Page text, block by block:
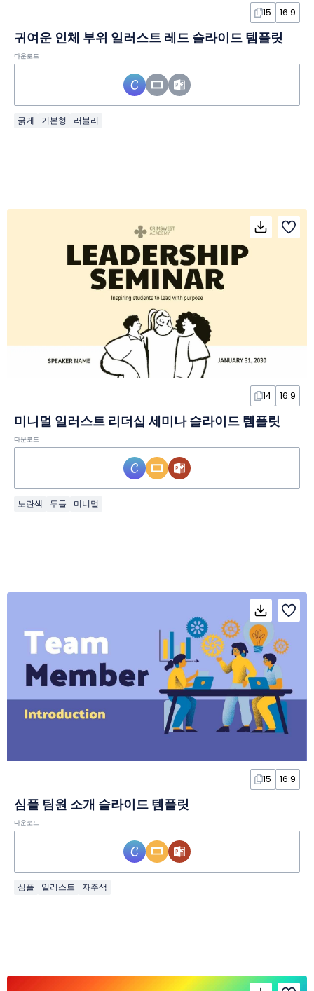
15 16:9
귀여운 인체 부위 일러스트 레드 슬라이드 템플릿
다운로드
굵게 기본형 러블리
14 16:9
미니멀 일러스트 리더십 세미나 슬라이드 템플릿
다운로드
노란색 두들 미니멀
15 16:9
심플 팀원 소개 슬라이드 템플릿
다운로드
심플 일러스트 자주색